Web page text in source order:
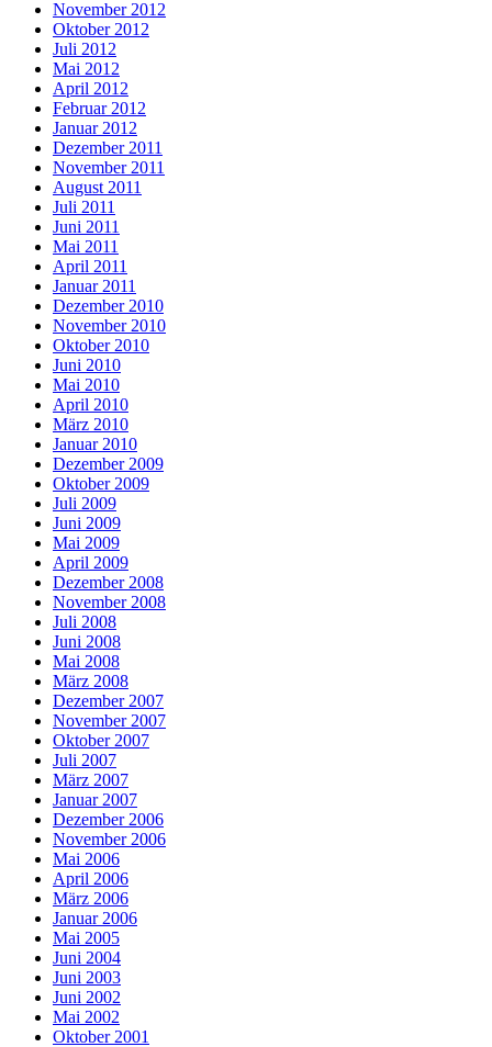
November 2012
Oktober 2012
Juli 2012
Mai 2012
April 2012
Februar 2012
Januar 2012
Dezember 2011
November 2011
August 2011
Juli 2011
Juni 2011
Mai 2011
April 2011
Januar 2011
Dezember 2010
November 2010
Oktober 2010
Juni 2010
Mai 2010
April 2010
März 2010
Januar 2010
Dezember 2009
Oktober 2009
Juli 2009
Juni 2009
Mai 2009
April 2009
Dezember 2008
November 2008
Juli 2008
Juni 2008
Mai 2008
März 2008
Dezember 2007
November 2007
Oktober 2007
Juli 2007
März 2007
Januar 2007
Dezember 2006
November 2006
Mai 2006
April 2006
März 2006
Januar 2006
Mai 2005
Juni 2004
Juni 2003
Juni 2002
Mai 2002
Oktober 2001